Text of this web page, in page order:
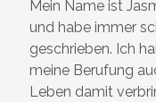
Mein Name ist
und habe immer
geschrieben. Ich
meine Berufung
Leben damit